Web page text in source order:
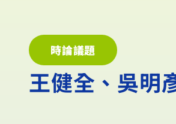
時論議題
王健全、吳明